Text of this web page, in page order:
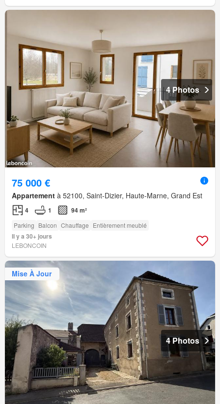
4 Photos
75 000 €
Appartement à 52100, Saint-Dizier, Haute-Marne, Grand Est
4 1 94 m²
Parking Balcon Chauffage Entièrement meublé
Il y a 30+ jours
LEBONCOIN
Mise À Jour
4 Photos